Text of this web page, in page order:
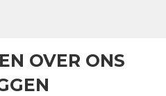
OVER ONS